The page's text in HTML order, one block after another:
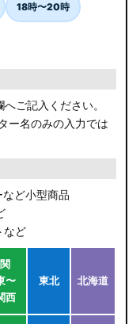
18時〜20時
ご記入ください。
ー名のみの入力では
ど小型商品
など
関
〜
西
東北 北海道